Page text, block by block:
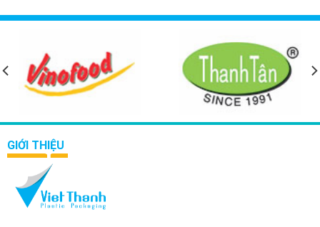
GIỚI THIỆU